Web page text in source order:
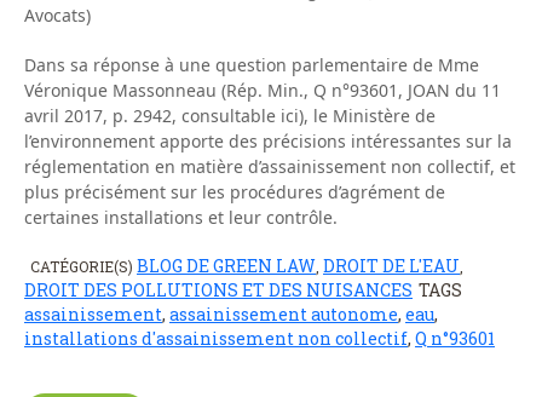
Avocats)
Dans sa réponse à une question parlementaire de Mme
Véronique Massonneau (Rép. Min., Q n°93601, JOAN du 11
avril 2017, p. 2942, consultable ici), le Ministère de
l’environnement apporte des précisions intéressantes sur la
réglementation en matière d’assainissement non collectif, et
plus précisément sur les procédures d’agrément de
certaines installations et leur contrôle.
CATÉGORIE(S) BLOG DE GREEN LAW DROIT DE L'EAU
DROIT DES POLLUTIONS ET DES NUISANCES TAGS
assainissement, assainissement autonome, eau,
installations d'assainissement non collectif, Q n°93601